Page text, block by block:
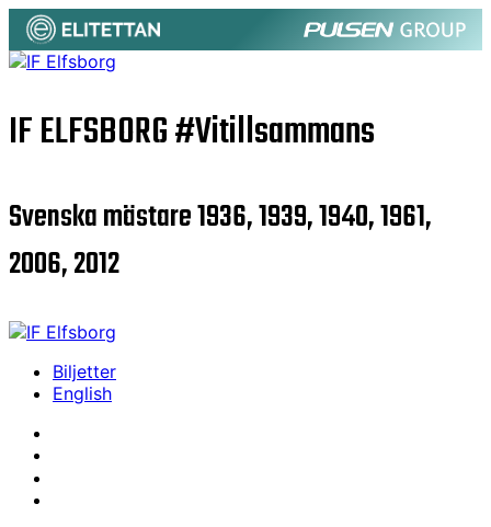
IF ELFSBORG#Vitillsammans
Svenska mästare 1936, 1939, 1940, 1961,
2006, 2012
Biljetter
English